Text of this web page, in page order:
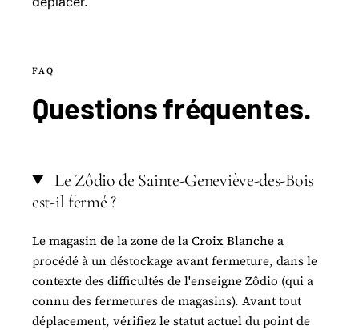
FAQ
Questionsfréquentes.
Le Zôdio de Sainte-Geneviève-des-Bois
est-il fermé ?
Le magasin de la zone de la Croix Blanche a
procédé à un déstockage avant fermeture, dans le
contexte des difficultés de l'enseigne Zôdio (qui a
connu des fermetures de magasins). Avant tout
déplacement, vérifiez le statut actuel du point de